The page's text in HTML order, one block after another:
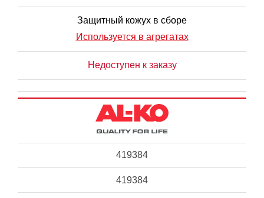
Защитный кожух в сборе
Используется в агрегатах
Недоступен к заказу
419384
419384